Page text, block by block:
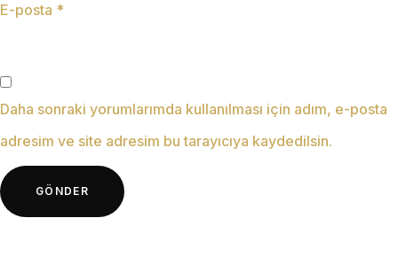
E-posta *
Daha sonraki yorumlarımda kullanılması için adım, e-posta
adresim ve site adresim bu tarayıcıya kaydedilsin.